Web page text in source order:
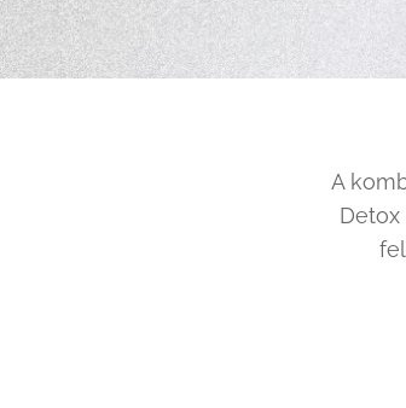
A
Detox